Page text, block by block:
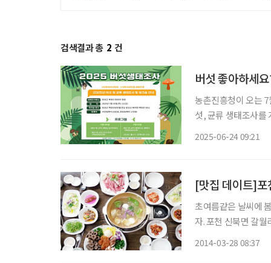
검색결과 총 2 건
버섯 좋아하세
농촌진흥청이 오는
섯, 균류 생태조사를
2025-06-24 09:21
[맛집 데이트]포
초여름같은 날씨에
자. 포천 신북면 갈월
2014-03-28 08:37